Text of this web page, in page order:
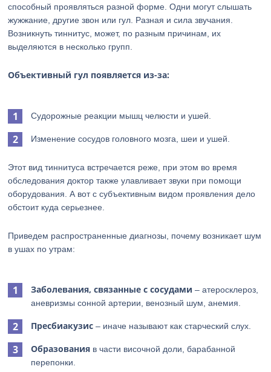
способный проявляться разной форме. Одни могут слышать
жужжание, другие звон или гул. Разная и сила звучания.
Возникнуть тиннитус, может, по разным причинам, их
выделяются в несколько групп.
Объективный гул появляется из-за:
Судорожные реакции мышц челюсти и ушей.
Изменение сосудов головного мозга, шеи и ушей.
Этот вид тиннитуса встречается реже, при этом во время
обследования доктор также улавливает звуки при помощи
оборудования. А вот с субъективным видом проявления дело
обстоит куда серьезнее.
Приведем распространенные диагнозы, почему возникает шум
в ушах по утрам:
Заболевания, связанные с сосудами – атеросклероз,
аневризмы сонной артерии, венозный шум, анемия.
Пресбиакузис – иначе называют как старческий слух.
Образования в части височной доли, барабанной
перепонки.